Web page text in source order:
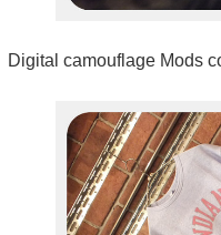
Digital camouflage Mods